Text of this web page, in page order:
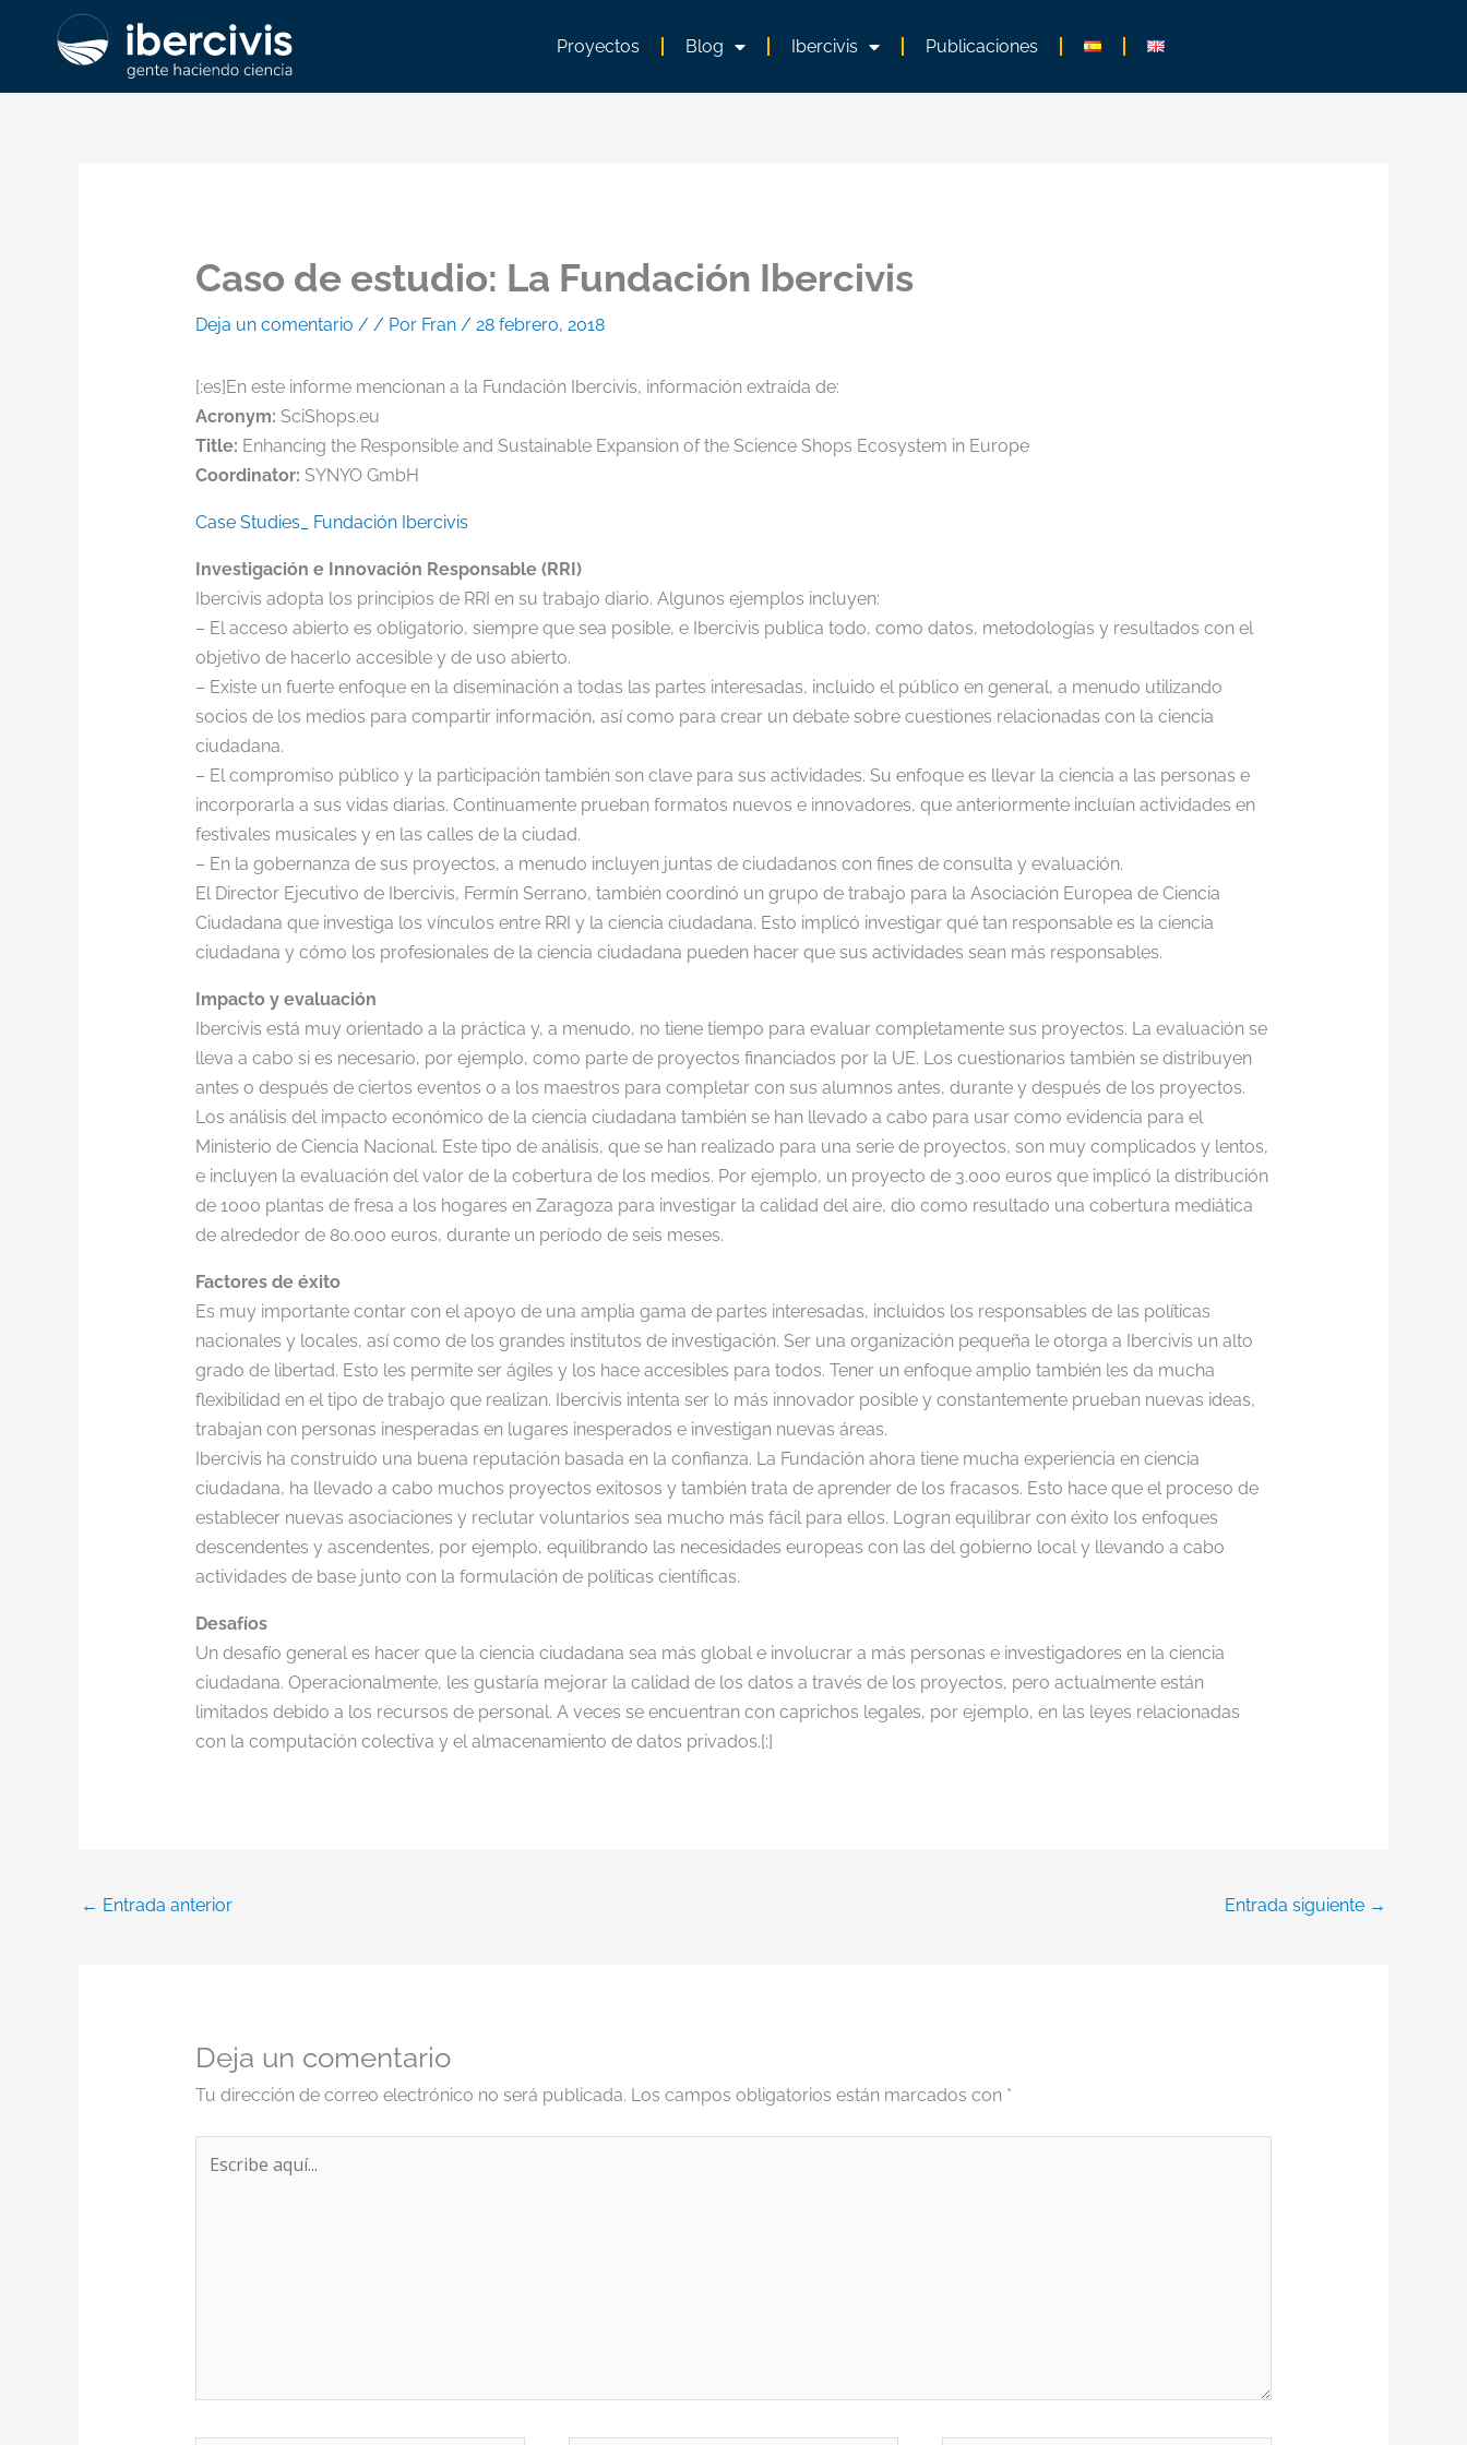
contenido
Proyectos Blog Ibercivis Publicaciones
Caso de estudio: La Fundación Ibercivis
Deja un comentario / / Por Fran / 28 febrero, 2018
[:es]En este informe mencionan a la Fundación Ibercivis, información extraída de:
Acronym: SciShops.eu
Title: Enhancing the Responsible and Sustainable Expansion of the Science Shops Ecosystem in Europe
Coordinator: SYNYO GmbH
Case Studies_ Fundación Ibercivis
Investigación e Innovación Responsable (RRI)
Ibercivis adopta los principios de RRI en su trabajo diario. Algunos ejemplos incluyen:
– El acceso abierto es obligatorio, siempre que sea posible, e Ibercivis publica todo, como datos, metodologías y resultados con el
objetivo de hacerlo accesible y de uso abierto.
– Existe un fuerte enfoque en la diseminación a todas las partes interesadas, incluido el público en general, a menudo utilizando
socios de los medios para compartir información, así como para crear un debate sobre cuestiones relacionadas con la ciencia
ciudadana.
– El compromiso público y la participación también son clave para sus actividades. Su enfoque es llevar la ciencia a las personas e
incorporarla a sus vidas diarias. Continuamente prueban formatos nuevos e innovadores, que anteriormente incluían actividades en
festivales musicales y en las calles de la ciudad.
– En la gobernanza de sus proyectos, a menudo incluyen juntas de ciudadanos con fines de consulta y evaluación.
El Director Ejecutivo de Ibercivis, Fermín Serrano, también coordinó un grupo de trabajo para la Asociación Europea de Ciencia
Ciudadana que investiga los vínculos entre RRI y la ciencia ciudadana. Esto implicó investigar qué tan responsable es la ciencia
ciudadana y cómo los profesionales de la ciencia ciudadana pueden hacer que sus actividades sean más responsables.
Impacto y evaluación
Ibercivis está muy orientado a la práctica y, a menudo, no tiene tiempo para evaluar completamente sus proyectos. La evaluación se
lleva a cabo si es necesario, por ejemplo, como parte de proyectos financiados por la UE. Los cuestionarios también se distribuyen
antes o después de ciertos eventos o a los maestros para completar con sus alumnos antes, durante y después de los proyectos.
Los análisis del impacto económico de la ciencia ciudadana también se han llevado a cabo para usar como evidencia para el
Ministerio de Ciencia Nacional. Este tipo de análisis, que se han realizado para una serie de proyectos, son muy complicados y lentos,
e incluyen la evaluación del valor de la cobertura de los medios. Por ejemplo, un proyecto de 3.000 euros que implicó la distribución
de 1000 plantas de fresa a los hogares en Zaragoza para investigar la calidad del aire, dio como resultado una cobertura mediática
de alrededor de 80.000 euros, durante un período de seis meses.
Factores de éxito
Es muy importante contar con el apoyo de una amplia gama de partes interesadas, incluidos los responsables de las políticas
nacionales y locales, así como de los grandes institutos de investigación. Ser una organización pequeña le otorga a Ibercivis un alto
grado de libertad. Esto les permite ser ágiles y los hace accesibles para todos. Tener un enfoque amplio también les da mucha
flexibilidad en el tipo de trabajo que realizan. Ibercivis intenta ser lo más innovador posible y constantemente prueban nuevas ideas,
trabajan con personas inesperadas en lugares inesperados e investigan nuevas áreas.
Ibercivis ha construido una buena reputación basada en la confianza. La Fundación ahora tiene mucha experiencia en ciencia
ciudadana, ha llevado a cabo muchos proyectos exitosos y también trata de aprender de los fracasos. Esto hace que el proceso de
establecer nuevas asociaciones y reclutar voluntarios sea mucho más fácil para ellos. Logran equilibrar con éxito los enfoques
descendentes y ascendentes, por ejemplo, equilibrando las necesidades europeas con las del gobierno local y llevando a cabo
actividades de base junto con la formulación de políticas científicas.
Desafíos
Un desafío general es hacer que la ciencia ciudadana sea más global e involucrar a más personas e investigadores en la ciencia
ciudadana. Operacionalmente, les gustaría mejorar la calidad de los datos a través de los proyectos, pero actualmente están
limitados debido a los recursos de personal. A veces se encuentran con caprichos legales, por ejemplo, en las leyes relacionadas
con la computación colectiva y el almacenamiento de datos privados.[:]
← Entrada anterior Entrada siguiente →
Deja un comentario
Tu dirección de correo electrónico no será publicada. Los campos obligatorios están marcados con *